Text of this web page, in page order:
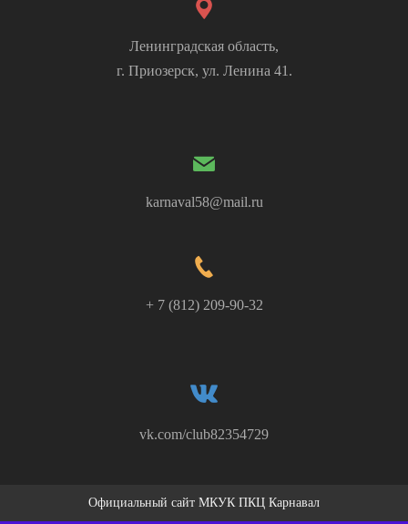
Ленинградская область,
г. Приозерск, ул. Ленина 41.
karnaval58@mail.ru
+ 7 (812) 209-90-32
vk.com/club82354729
Официальный сайт МКУК ПКЦ Карнавал